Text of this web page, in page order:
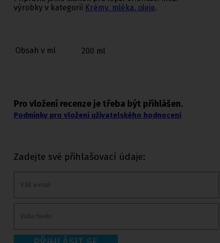
výrobky v kategorii Krémy, mléka, oleje.
Obsah v ml 200 ml
Pro vložení recenze je třeba být přihlášen.
Podmínky pro vložení uživatelského hodnocení
Zadejte své přihlašovací údaje: